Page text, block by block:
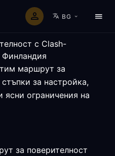
BG
с Clash-
маршрут за
за настройка,
ясни ограничения на
за поверителност